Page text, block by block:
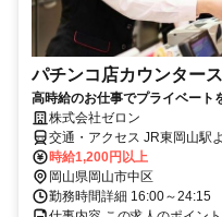
パチンコ店カウンター
高時給のお仕事でプライベート
株式会社ゼロン
交通・アクセス JR東岡山駅
時給1,200円以上
岡山県岡山市中区
勤務時間詳細 16:00～24:15